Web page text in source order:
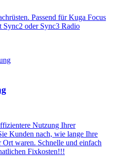
Passend für Kuga Focus
oder Sync3 Radio
Nutzung Ihrer
Kunden nach, wie lange Ihre
waren. Schnelle und einfach
Fixkosten!!!